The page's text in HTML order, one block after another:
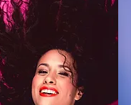
EN SAVOIR PLUS